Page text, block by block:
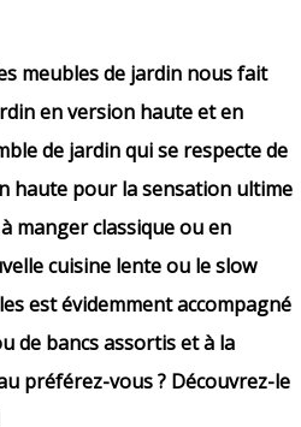
meubles de jardin nous fait
en version haute et en
de jardin qui se respecte de
haute pour la sensation ultime
manger classique ou en
cuisine lente ou le slow
est évidemment accompagné
de bancs assortis et à la
préférez-vous ? Découvrez-le